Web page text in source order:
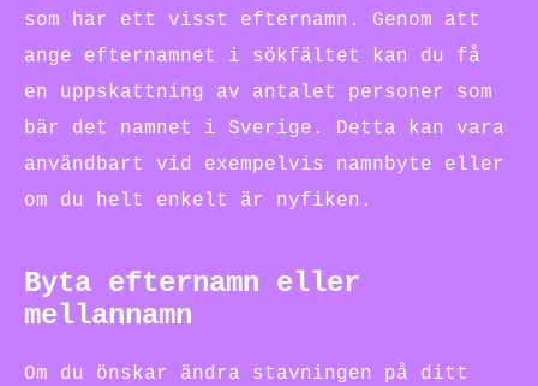
som har ett visst efternamn. Genom att
ange efternamnet i sökfältet kan du få
en uppskattning av antalet personer som
bär det namnet i Sverige. Detta kan vara
användbart vid exempelvis namnbyte eller
om du helt enkelt är nyfiken.
Byta efternamn eller
mellannamn
Om du önskar ändra stavningen på ditt